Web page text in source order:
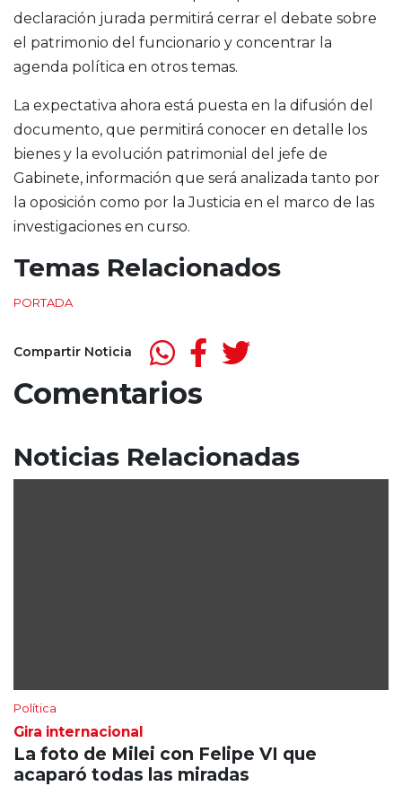
declaración jurada permitirá cerrar el debate sobre
el patrimonio del funcionario y concentrar la
agenda política en otros temas.
La expectativa ahora está puesta en la difusión del
documento, que permitirá conocer en detalle los
bienes y la evolución patrimonial del jefe de
Gabinete, información que será analizada tanto por
la oposición como por la Justicia en el marco de las
investigaciones en curso.
Temas Relacionados
PORTADA
Compartir Noticia
Comentarios
Noticias Relacionadas
Política
Gira internacional
La foto de Milei con Felipe VI que
acaparó todas las miradas